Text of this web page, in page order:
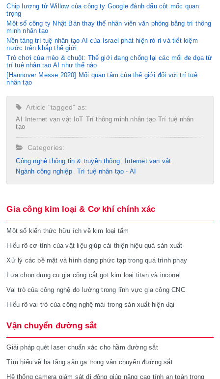
Chip lượng tử Willow của công ty Google đánh dấu cột mốc quan
trọng
Một số công ty Nhật Bản thay thế nhân viên văn phòng bằng trí thông
minh nhân tạo
Nền tảng trí tuệ nhân tạo AI của Israel phát hiện rò rỉ và tiết kiệm
nước trên khắp thế giới
Trò chơi của mèo & chuột: Thế giới đang chống lại các mối đe dọa từ
trí tuệ nhân tạo AI như thế nào
[Hannover Messe 2020] Mối quan tâm của thế giới đối với trí tuệ
nhân tạo
Article "tagged" as:
AI Internet vạn vật IoT Trí thông minh nhân tạo Trí tuệ nhân
tạo
Categories:
Công nghệ thông tin & truyền thông
Internet vạn vật
Ngành công nghiệp
Trí tuệ nhân tạo - AI
Gia công kim loại & Cơ khí chính xác
Một số kiến thức hữu ích về kim loại tấm
Hiểu rõ cơ tính của vật liệu giúp cải thiện hiệu quả sản xuất
Xử lý các bề mặt và hình dạng phức tạp trong quá trình phay
Lựa chọn dụng cụ gia công cắt gọt kim loại titan và inconel
Vai trò của công nghệ đo lường trong lĩnh vực gia công CNC
Hiểu rõ vai trò của công nghệ mài trong sản xuất hiện đại
Vận chuyển đường sắt
Giải pháp quét laser chuẩn xác cho hầm đường sắt
Tìm hiểu về hạ tầng sân ga trong vận chuyển đường sắt
Hệ thống camera giám sát di động giúp nâng cao tính an toàn trong